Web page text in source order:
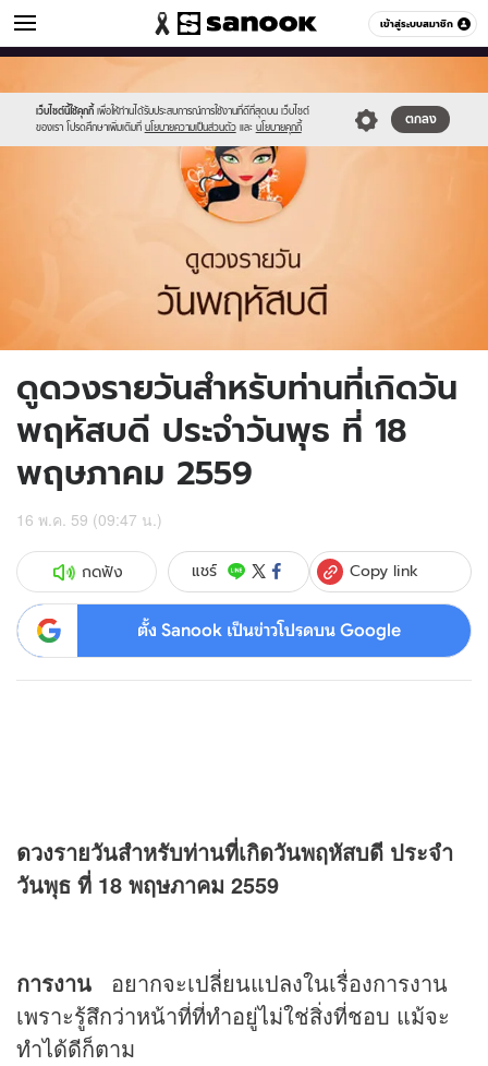
เข้าสู่ระบบสมาชิก
ดูดวง หมวดอื่นๆ
เว็บไซต์นี้ใช้คุกกี้ เพื่อให้ท่านได้รับประสบการณ์การใช้งานที่ดีที่สุดบน เว็บไซต์
ของเรา โปรดศึกษาเพิ่มเติมที่ นโยบายความเป็นส่วนตัว และ นโยบายคุกกี้
ตกลง
//s.isanook.com/sr/0/images/logo-
new-
sanook.png
//s.isanook.com/ho/0/ud/fxd/day/5_thu.jpg
ดูดวงรายวันสำหรับท่านที่เกิดวัน
พฤหัสบดี ประจำวันพุธ ที่ 18
พฤษภาคม 2559
16 พ.ค. 59 (09:47 น.)
กดฟัง แชร์ Copy link
ตั้ง Sanook เป็นข่าวโปรดบน Google
ดวงรายวันสำหรับท่านที่เกิดวันพฤหัสบดี ประจำ
วันพุธ ที่ 18 พฤษภาคม 2559
การงาน อยากจะเปลี่ยนแปลงในเรื่องการงาน
เพราะรู้สึกว่าหน้าที่ที่ทำอยู่ไม่ใช่สิ่งที่ชอบ แม้จะ
ทำได้ดีก็ตาม